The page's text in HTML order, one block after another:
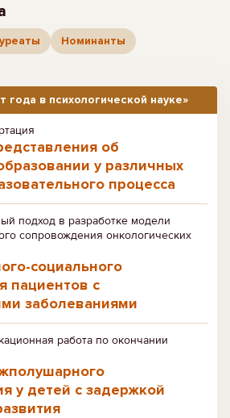
Номинанты
года в психологической науке»
об
у различных
процесса
подход в разработке модели
сопровождения онкологических
социального
пациентов с
заболеваниями
работа по окончании
у детей с задержкой